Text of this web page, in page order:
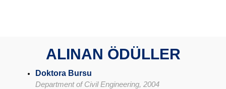
ALINAN ÖDÜLLER
Doktora Bursu
Department of Civil Engineering, 2004